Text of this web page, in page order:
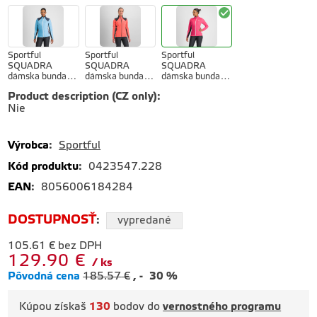
Sportful
SQUADRA
dámska bunda
aquarius/galaxy
blue
Sportful
SQUADRA
dámska bunda
Sportful
SQUADRA
dámska bunda
Product description (CZ only):
Nie
Výrobca: Sportful
Kód produktu: 0423547.228
EAN : 8056006184284
DOSTUPNOSŤ: vypredané
105.61 € bez DPH
129.90 €
ks
Pôvodná cena 185.57€ - 30 %
Kúpou získaš 130 bodov dovernostného programu